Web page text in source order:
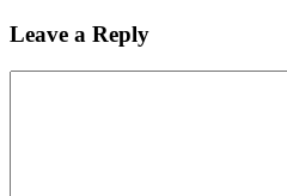
Leave a Reply